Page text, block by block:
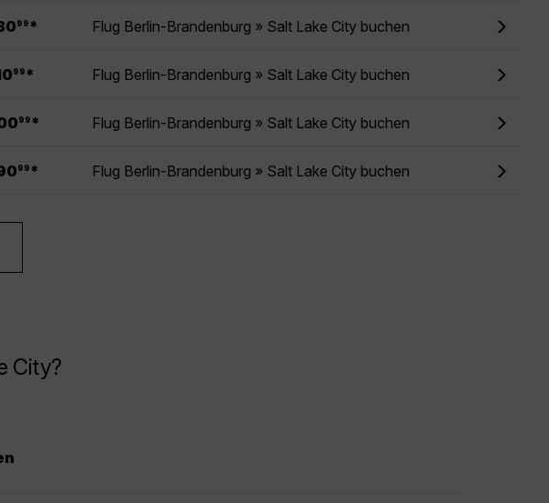
99 * Flug Berlin-Brandenburg » Salt Lake City buchen
99 * Flug Berlin-Brandenburg » Salt Lake City buchen
99 * Flug Berlin-Brandenburg » Salt Lake City buchen
99 * Flug Berlin-Brandenburg » Salt Lake City buchen
City?